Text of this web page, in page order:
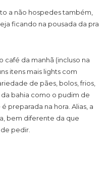
a não hospedes também,
ficando na pousada da pra
café da manhã (incluso na
itens mais lights com
de pães, bolos, frios,
bahia como o pudim de
preparada na hora. Alias, a
bem diferente da que
pedir.